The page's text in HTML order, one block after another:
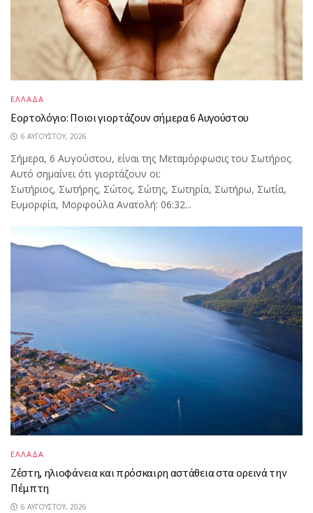
ΕΛΛΑΔΑ
Εορτολόγιο: Ποιοι γιορτάζουν σήμερα 6 Αυγούστου
6 ΑΥΓΟΎΣΤΟΥ, 2026
Σήμερα, 6 Αυγούστου, είναι της Μεταμόρφωσις του Σωτήρος.
Αυτό σημαίνει ότι γιορτάζουν οι:
Σωτήριος, Σωτήρης, Σώτος, Σώτης, Σωτηρία, Σωτήρω, Σωτία,
Ευμορφία, Μορφούλα Ανατολή: 06:32...
ΕΛΛΑΔΑ
Ζέστη, ηλιοφάνεια και πρόσκαιρη αστάθεια στα ορεινά την
Πέμπτη
6 ΑΥΓΟΎΣΤΟΥ, 2026